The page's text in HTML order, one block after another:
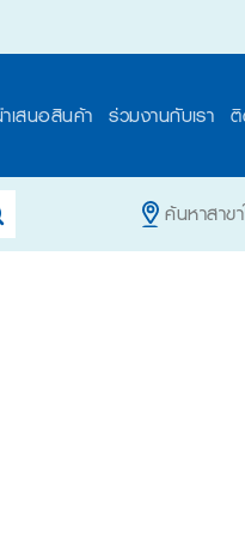
เสนอสินค้า ร่วมงานกับเรา
ค้นหาสาข